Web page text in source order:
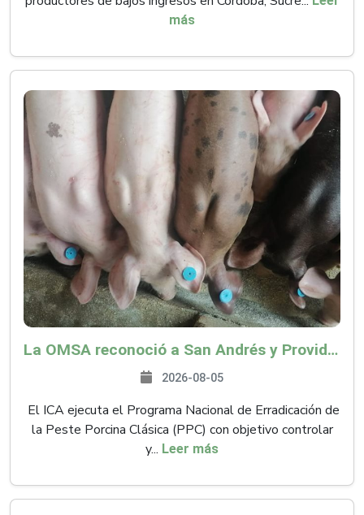
más
La OMSA reconoció a San Andrés y Providencia como zona libre de Peste Porcina Clásica (PPC)
2026-08-05
El ICA ejecuta el Programa Nacional de Erradicación de
la Peste Porcina Clásica (PPC) con objetivo controlar
y... Leer más